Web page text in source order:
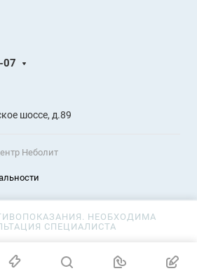
07
шоссе, д.89
Неболит
НЕОБХОДИМА
СПЕЦИАЛИСТА